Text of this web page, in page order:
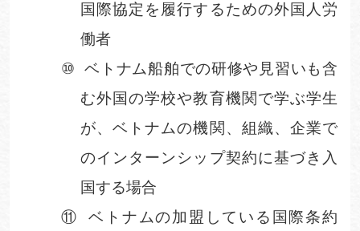
国際協定を履行するための外国人労
働者
⑩
ベトナム船舶での研修や見習いも含
む外国の学校や教育機関で学ぶ学生
が、ベトナムの機関、組織、企業で
のインターンシップ契約に基づき入
国する場合
⑪
ベトナムの加盟している国際条約